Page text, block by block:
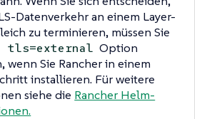
Datenverkehr an einem Layer-
zu terminieren, müssen Sie
tls=external Option
wenn Sie Rancher in einem
installieren. Für weitere
siehe die Rancher Helm-